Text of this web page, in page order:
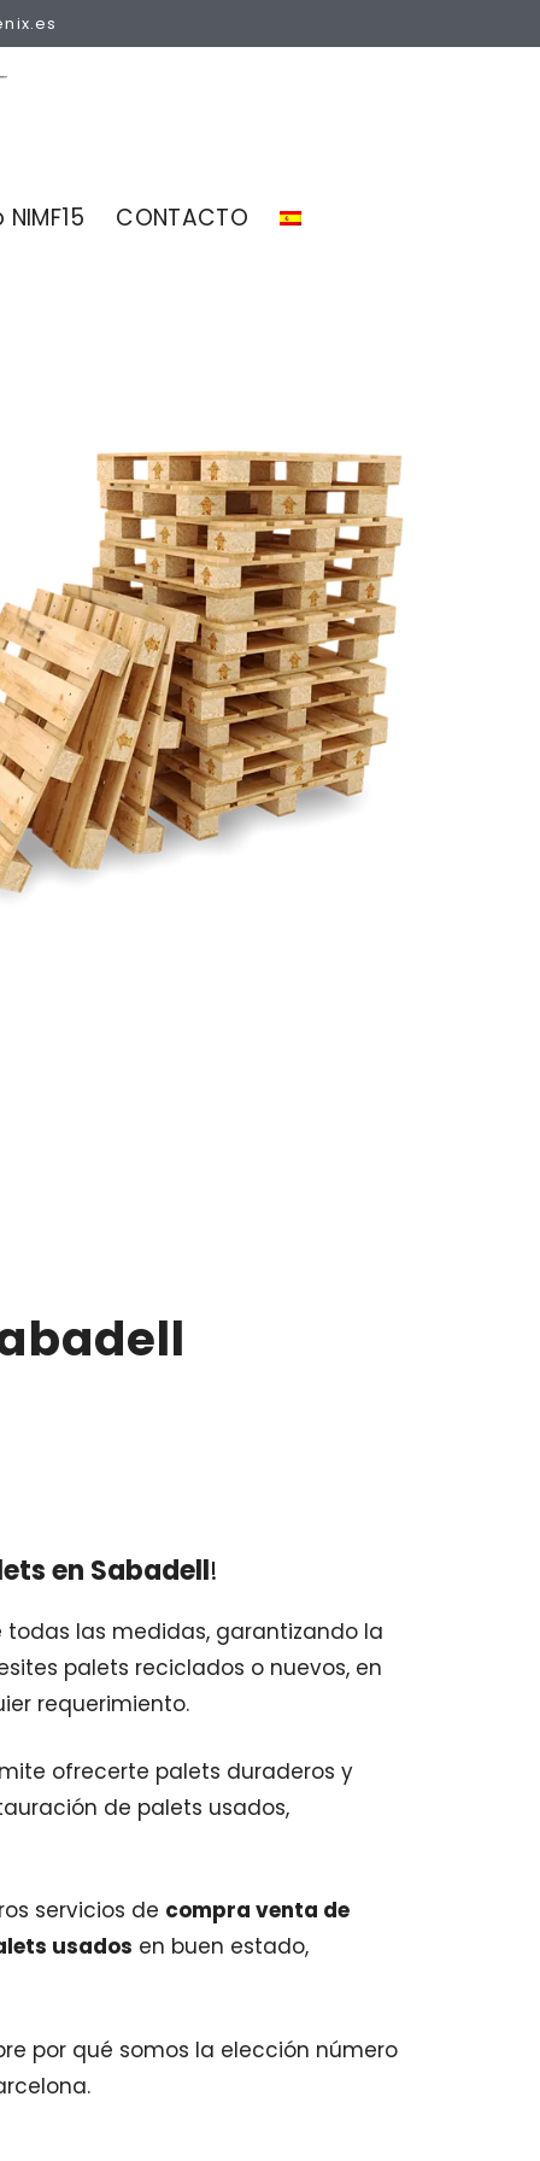
CONTACTO
en Sabadell!
las medidas, garantizando la
palets reciclados o nuevos, en
requerimiento.
ofrecerte palets duraderos y
de palets usados,
servicios de compra venta de
usados en buen estado,
por qué somos la elección número